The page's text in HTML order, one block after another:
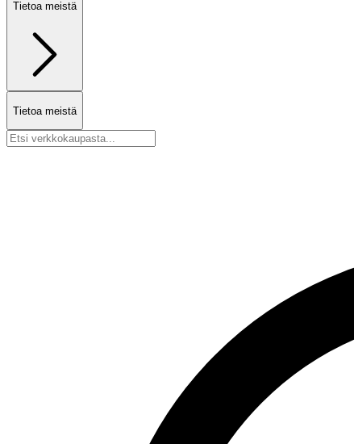
Tietoa meistä
Tietoa meistä